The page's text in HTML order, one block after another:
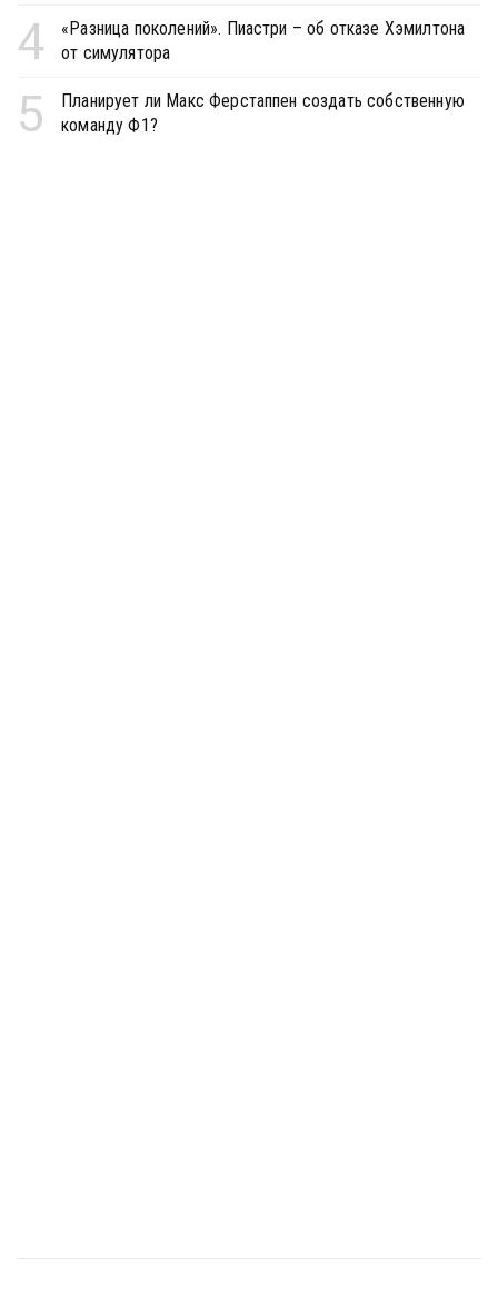
4
«Разница поколений». Пиастри – об отказе Хэмилтона
от симулятора
5
Планирует ли Макс Ферстаппен создать собственную
команду Ф1?